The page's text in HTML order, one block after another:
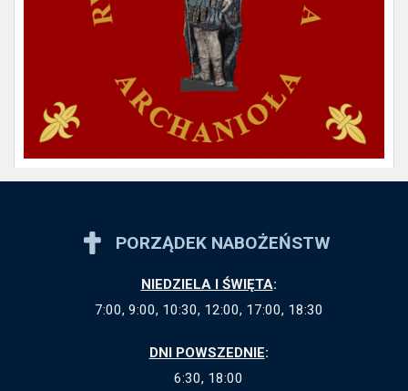
PORZĄDEK NABOŻEŃSTW
NIEDZIELA I ŚWIĘTA:
7:00, 9:00, 10:30, 12:00, 17:00, 18:30
DNI POWSZEDNIE:
6:30, 18:00